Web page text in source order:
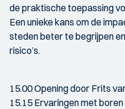
de praktische toepassing
Een unieke kans om de
steden beter te begrijpen
risico’s.
15.00 Opening door Frits
15.15 Ervaringen met